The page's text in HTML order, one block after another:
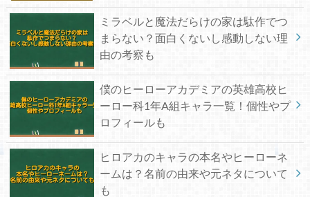
ミラベルと魔法だらけの家は駄作でつ
まらない？面白くないし感動しない理
由の考察も
僕のヒーローアカデミアの英雄高校ヒ
ーロー科1年A組キャラ一覧！個性やプ
ロフィールも
ヒロアカのキャラの本名やヒーローネ
ームは？名前の由来や元ネタについて
も